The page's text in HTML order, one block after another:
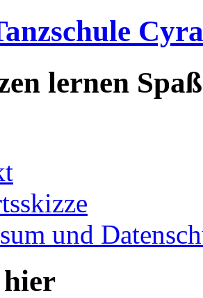
lernen
und
hier